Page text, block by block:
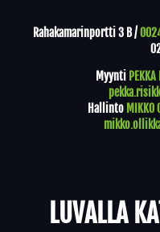
Rahakamarinportti 3 B /
Myynti
Hallinto MIKKO
LUVALLA